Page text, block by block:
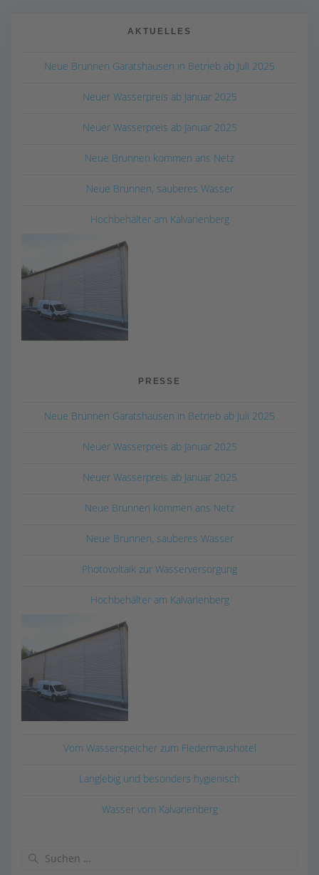
AKTUELLES
Neue Brunnen Garatshausen in Betrieb ab Juli 2025
Neuer Wasserpreis ab Januar 2025
Neuer Wasserpreis ab Januar 2025
Neue Brunnen kommen ans Netz
Neue Brunnen, sauberes Wasser
Hochbehälter am Kalvarienberg
PRESSE
Neue Brunnen Garatshausen in Betrieb ab Juli 2025
Neuer Wasserpreis ab Januar 2025
Neuer Wasserpreis ab Januar 2025
Neue Brunnen kommen ans Netz
Neue Brunnen, sauberes Wasser
Photovoltaik zur Wasserversorgung
Hochbehälter am Kalvarienberg
Vom Wasserspeicher zum Fledermaushotel
Langlebig und besonders hygienisch
Wasser vom Kalvarienberg